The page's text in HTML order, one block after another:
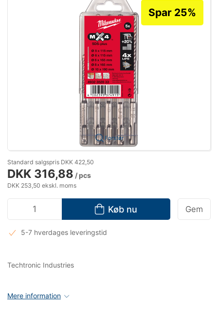
Forstør
Spar 25%
Standard salgspris DKK 422,50
DKK 316,88 / pcs
DKK 253,50 ekskl. moms
Køb nu Gem
5-7 hverdages leveringstid
Techtronic Industries
Mere information